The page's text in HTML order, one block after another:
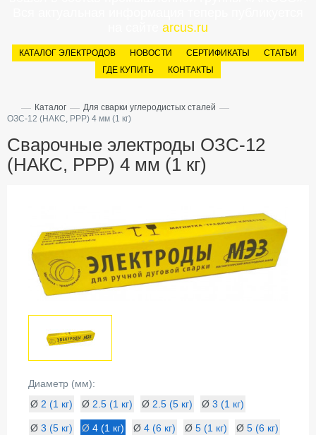
arcus.ru
КАТАЛОГ ЭЛЕКТРОДОВ НОВОСТИ СЕРТИФИКАТЫ
СТАТЬИ
ГДЕ КУПИТЬ
КОНТАКТЫ
— Каталог — Для сварки углеродистых сталей —
ОЗС-12 (НАКС, РРР) 4 мм (1 кг)
Сварочные электроды ОЗС-12
(НАКС, РРР) 4 мм (1 кг)
Диаметр (мм):
Ø 2 (1 кг) Ø 2.5 (1 кг) Ø 2.5 (5 кг) Ø 3 (1 кг)
Ø 3 (5 кг) Ø 4 (1 кг) Ø 4 (6 кг) Ø 5 (1 кг) Ø 5 (6 кг)